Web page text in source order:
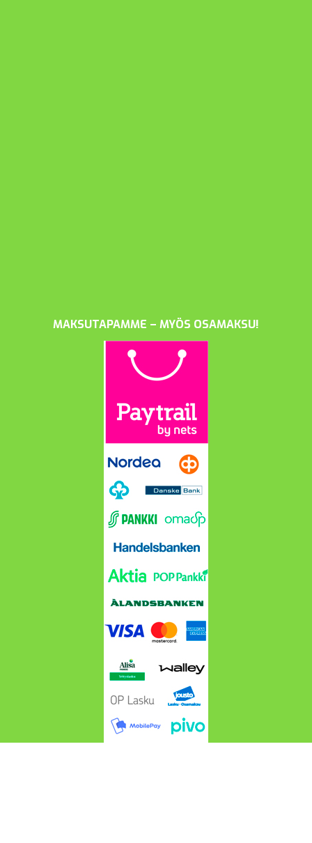
MAKSUTAPAMME – MYÖS OSAMAKSU!